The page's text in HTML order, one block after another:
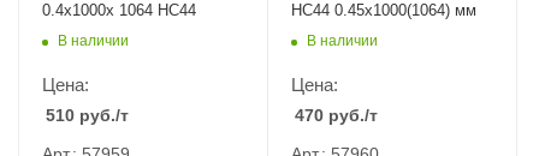
0.4х1000х 1064 НС44
В наличии
Цена:
510 руб./т
НС44 0.45х1000(1064) мм
В наличии
Цена:
470 руб./т